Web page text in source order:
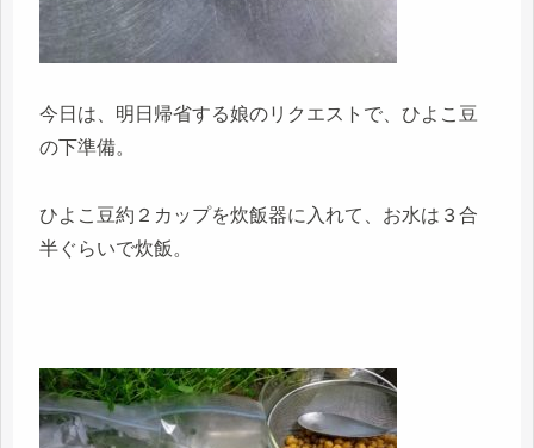
今日は、明日帰省する娘のリクエストで、ひよこ豆
の下準備。
ひよこ豆約２カップを炊飯器に入れて、お水は３合
半ぐらいで炊飯。